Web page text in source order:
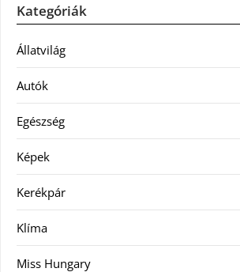
Kategóriák
Állatvilág
Autók
Egészség
Képek
Kerékpár
Klíma
Miss Hungary